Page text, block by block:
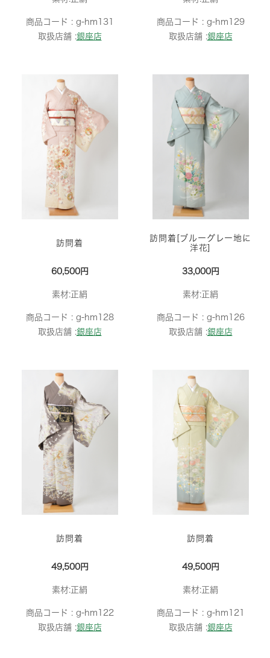
商品コード : g-hm131
取扱店舗 :銀座店
商品コード : g-hm129
取扱店舗 :銀座店
訪問着
60,500円
素材:正絹
商品コード : g-hm128
取扱店舗 :銀座店
訪問着[ブルーグレー地に
洋花]
33,000円
素材:正絹
商品コード : g-hm126
取扱店舗 :銀座店
訪問着
49,500円
素材:正絹
商品コード : g-hm122
取扱店舗 :銀座店
訪問着
49,500円
素材:正絹
商品コード : g-hm121
取扱店舗 :銀座店